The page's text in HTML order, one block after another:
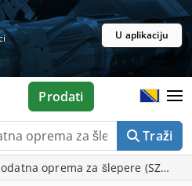
U aplikaciju
Traži
Prodati
oprema za šlepere (SZM)